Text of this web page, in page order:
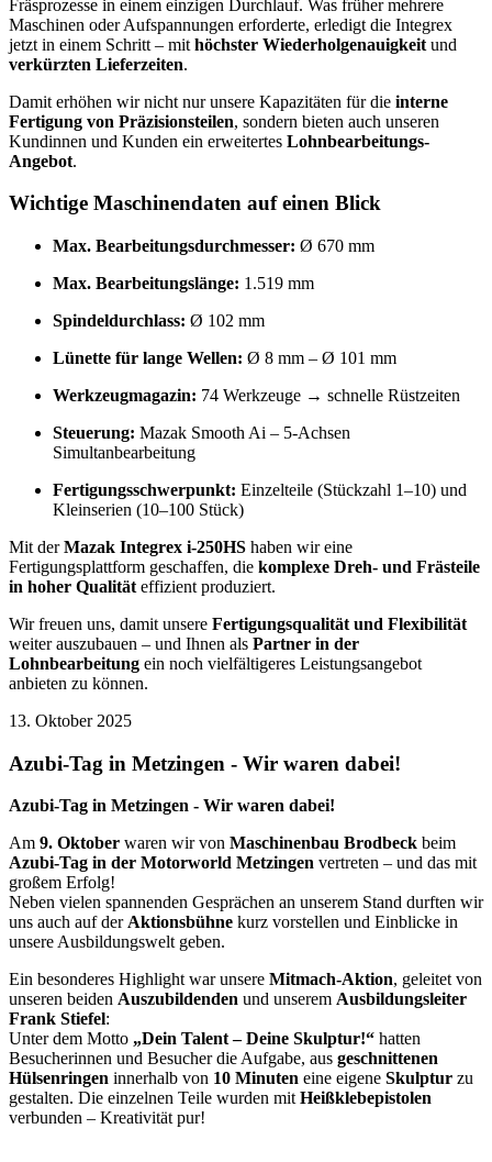
Fräsprozesse in einem einzigen Durchlauf. Was früher mehrere
Maschinen oder Aufspannungen erforderte, erledigt die Integrex
jetzt in einem Schritt – mit höchster Wiederholgenauigkeit und
verkürzten Lieferzeiten.
Damit erhöhen wir nicht nur unsere Kapazitäten für die interne
Fertigung von Präzisionsteilen, sondern bieten auch unseren
Kundinnen und Kunden ein erweitertes Lohnbearbeitungs-
Angebot.
Wichtige Maschinendaten auf einen Blick
Max. Bearbeitungsdurchmesser: Ø 670 mm
Max. Bearbeitungslänge: 1.519 mm
Spindeldurchlass: Ø 102 mm
Lünette für lange Wellen: Ø 8 mm – Ø 101 mm
Werkzeugmagazin: 74 Werkzeuge → schnelle Rüstzeiten
Steuerung: Mazak Smooth Ai – 5-Achsen
Simultanbearbeitung
Fertigungsschwerpunkt: Einzelteile (Stückzahl 1–10) und
Kleinserien (10–100 Stück)
Mit derMazak Integrex i-250HS haben wir eine
Fertigungsplattform geschaffen, die komplexe Dreh- und Frästeile
in hoher Qualität effizient produziert.
Wir freuen uns, damit unsere Fertigungsqualität und Flexibilität
weiter auszubauen – und Ihnen als Partner in der
Lohnbearbeitung ein noch vielfältigeres Leistungsangebot
anbieten zu können.
13. Oktober 2025
Azubi-Tag in Metzingen - Wir waren dabei!
Azubi-Tag in Metzingen - Wir waren dabei!
Am 9. Oktober waren wir von Maschinenbau Brodbeck beim
Azubi-Tag in der Motorworld Metzingen vertreten – und das mit
großem Erfolg!
Neben vielen spannenden Gesprächen an unserem Stand durften wir
uns auch auf der Aktionsbühne kurz vorstellen und Einblicke in
unsere Ausbildungswelt geben.
Ein besonderes Highlight war unsere Mitmach-Aktion, geleitet von
unseren beiden Auszubildenden und unserem Ausbildungsleiter
Frank Stiefel:
Unter dem Motto „Dein Talent – Deine Skulptur!“ hatten
Besucherinnen und Besucher die Aufgabe, aus geschnittenen
Hülsenringen innerhalb von 10 Minuten eine eigene Skulptur zu
gestalten. Die einzelnen Teile wurden mit Heißklebepistolen
verbunden – Kreativität pur!